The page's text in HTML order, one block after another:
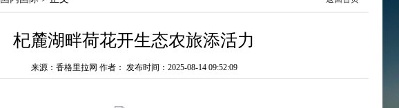
杞麓湖畔荷花开生态农旅添活力
来源：香格里拉网 作者： 发布时间：2025-08-14 09:52:09